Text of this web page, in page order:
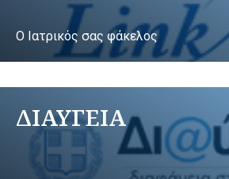
Ο Ιατρικός σας φάκελος
ΔΙΑΥΓΕΙΑ